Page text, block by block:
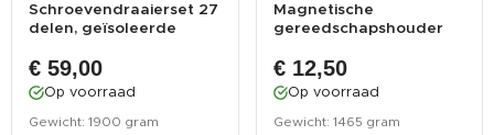
Schroevendraaierset 27
delen, geïsoleerde
€ 59,00
Op voorraad
Gewicht: 1900 gram
Magnetische
gereedschapshouder
€ 12,50
Op voorraad
Gewicht: 1465 gram